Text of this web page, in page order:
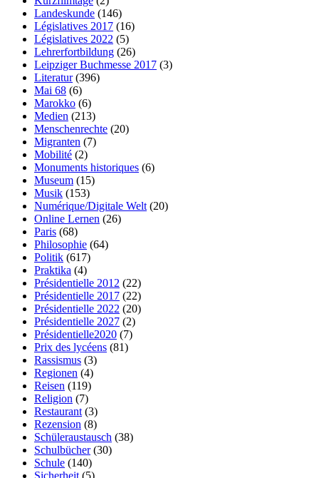
Landeskunde (146)
Législatives 2017 (16)
Législatives 2022 (5)
Lehrerfortbildung (26)
Leipziger Buchmesse 2017 (3)
Literatur(396)
Mai 68 (6)
Marokko (6)
Medien (213)
Menschenrechte (20)
Migranten (7)
Mobilité (2)
Monuments historiques (6)
Museum (15)
Musik (153)
Numérique/Digitale Welt(20)
Online Lernen (26)
Paris (68)
Philosophie (64)
Politik (617)
Praktika (4)
Présidentielle 2012 (22)
Présidentielle 2017 (22)
Présidentielle 2022 (20)
Présidentielle 2027 (2)
Présidentielle2020 (7)
Prix des lycéens (81)
Rassismus (3)
Regionen (4)
Reisen (119)
Religion (7)
Restaurant(3)
Rezension (8)
Schüleraustausch (38)
Schulbücher(30)
Schule (140)